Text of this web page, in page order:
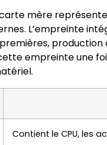
mère
L’empreinte
empreinte une
Contient le CPU, les